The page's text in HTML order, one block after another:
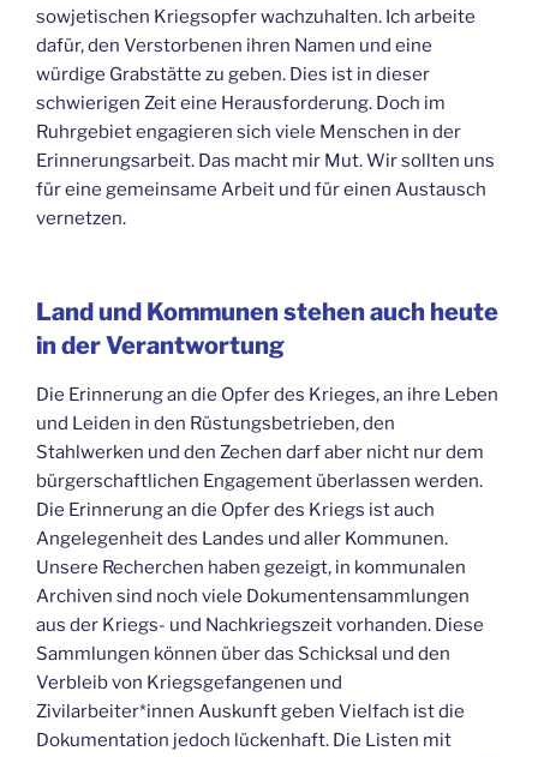
sowjetischen Kriegsopfer wachzuhalten. Ich arbeite
dafür, den Verstorbenen ihren Namen und eine
würdige Grabstätte zu geben. Dies ist in dieser
schwierigen Zeit eine Herausforderung. Doch im
Ruhrgebiet engagieren sich viele Menschen in der
Erinnerungsarbeit. Das macht mir Mut. Wir sollten uns
für eine gemeinsame Arbeit und für einen Austausch
vernetzen.
Land und Kommunen stehen auch heute
in der Verantwortung
Die Erinnerung an die Opfer des Krieges, an ihre Leben
und Leiden in den Rüstungsbetrieben, den
Stahlwerken und den Zechen darf aber nicht nur dem
bürgerschaftlichen Engagement überlassen werden.
Die Erinnerung an die Opfer des Kriegs ist auch
Angelegenheit des Landes und aller Kommunen.
Unsere Recherchen haben gezeigt, in kommunalen
Archiven sind noch viele Dokumentensammlungen
aus der Kriegs- und Nachkriegszeit vorhanden. Diese
Sammlungen können über das Schicksal und den
Verbleib von Kriegsgefangenen und
Zivilarbeiter*innen Auskunft geben Vielfach ist die
Dokumentation jedoch lückenhaft. Die Listen mit